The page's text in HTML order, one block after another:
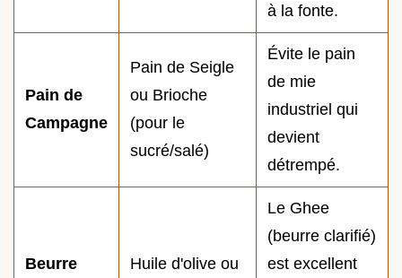
à la fonte.
Pain de
Campagne
Pain de Seigle
ou Brioche
(pour le
sucré/salé)
Évite le pain
de mie
industriel qui
devient
détrempé.
Beurre
Huile d'olive ou
Le Ghee
(beurre clarifié)
est excellent